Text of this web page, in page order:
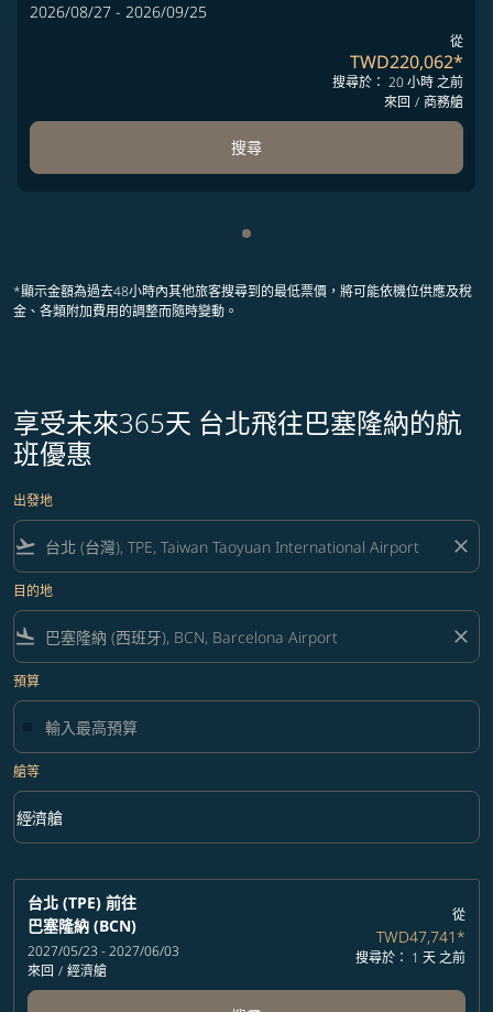
2026/08/27 - 2026/09/25
從
TWD220,062*
搜尋於： 20 小時 之前
來回 / 商務艙
搜尋
顯示 cmp-pagination-
*顯示金額為過去48小時內其他旅客搜尋到的最低票價，將可能依機位供應及稅
金、各類附加費用的調整而隨時變動。
享受未來365天 台北飛往巴塞隆納的航
班優惠
出發地
flight_takeoff close
目的地
flight_land close
預算
艙等
艙等 option 經濟艙 Selected
經濟艙
keyboard_arrow_down
台北 (TPE) 前往
巴塞隆納 (BCN)
2027/05/23 - 2027/06/03
來回 / 經濟艙
從
TWD47,741*
搜尋於： 1 天 之前